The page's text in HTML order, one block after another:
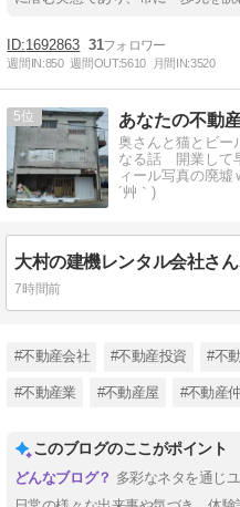
1692863 31
週間IN:850 週間OUT:5610 月間IN:3520
5
奥さんと猫とビー
なる話 開業して
ィール写真の廃
´艸｀)
7時間前
#不動産会社 #不動産投資 #不
#不動産業 #不動産屋 #不動産
このブログのここがポイント
多彩なネタを通じ